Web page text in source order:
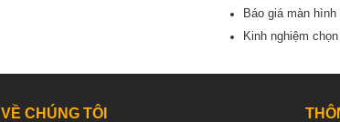
Báo giá màn
Kinh nghiệm
VỀ CHÚNG TÔI